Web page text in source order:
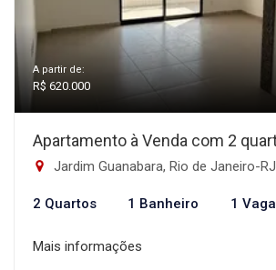
A partir de:
R$ 620.000
Apartamento à Venda com 2
Jardim Guanabara, Rio de Janeiro-RJ
2 Quartos 1 Banheiro 1 Vaga
Mais informações